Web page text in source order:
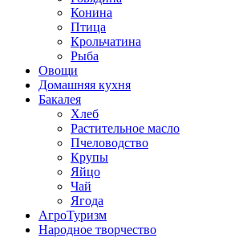
Конина
Птица
Крольчатина
Рыба
Овощи
Домашняя кухня
Бакалея
Хлеб
Растительное масло
Пчеловодство
Крупы
Яйцо
Чай
Ягода
АгроТуризм
Народное творчество